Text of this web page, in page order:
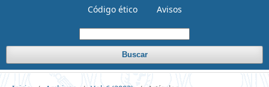
Código ético Avisos
Buscar